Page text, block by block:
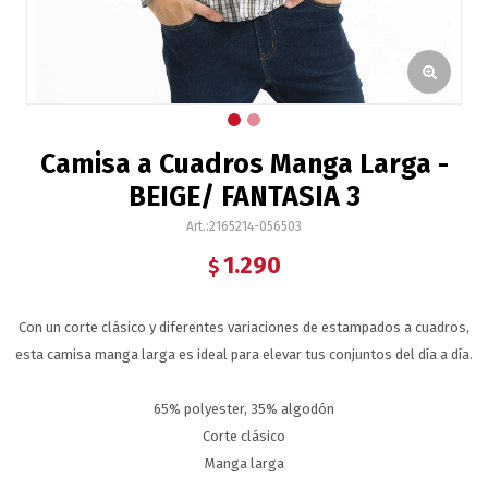
Camisa a Cuadros Manga Larga -
BEIGE/ FANTASIA 3
2165214-056503
$ 1.290
Con un corte clásico y diferentes variaciones de estampados a cuadros,
esta camisa manga larga es ideal para elevar tus conjuntos del día a día.
65% polyester, 35% algodón
Corte clásico
Manga larga